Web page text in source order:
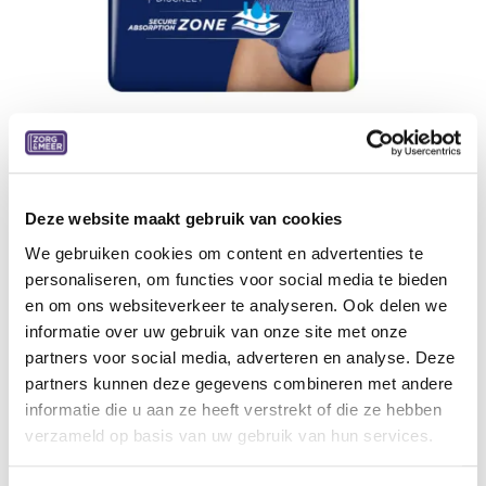
Deze website maakt gebruik van cookies
We gebruiken cookies om content en advertenties te
personaliseren, om functies voor social media te bieden
en om ons websiteverkeer te analyseren. Ook delen we
informatie over uw gebruik van onze site met onze
partners voor social media, adverteren en analyse. Deze
partners kunnen deze gegevens combineren met andere
informatie die u aan ze heeft verstrekt of die ze hebben
verzameld op basis van uw gebruik van hun services.
Tena Men Active Fit Pants Plus S/M
Medium, 12 stuks, 4 pakken/doos
15,66€
Aan winkelmandje toevoegen
Toevoegen aan verlanglijst